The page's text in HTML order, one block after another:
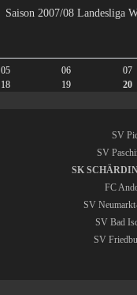
Saison 2007/08 Landesliga
05 06 07
18 19 20
SV
SV
SK
FC
SV
SV Bad
SV